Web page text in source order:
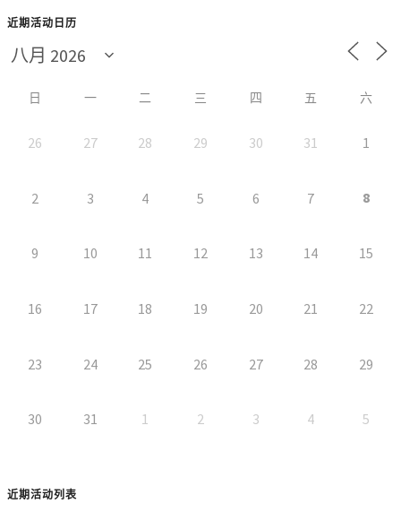
近期活动日历
日 一 二 三 四 五 六
26 27 28 29 30 31 1
2 3 4 5 6 7 8
9 10 11 12 13 14 15
16 17 18 19 20 21 22
23 24 25 26 27 28 29
30 31 1 2 3 4 5
近期活动列表